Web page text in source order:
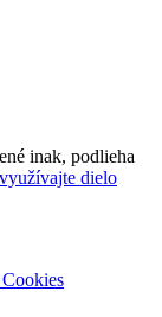
inak, podlieha
dielo